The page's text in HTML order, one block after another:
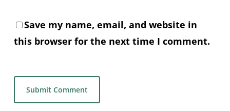
Save my name, email, and website in
this browser for the next time I comment.